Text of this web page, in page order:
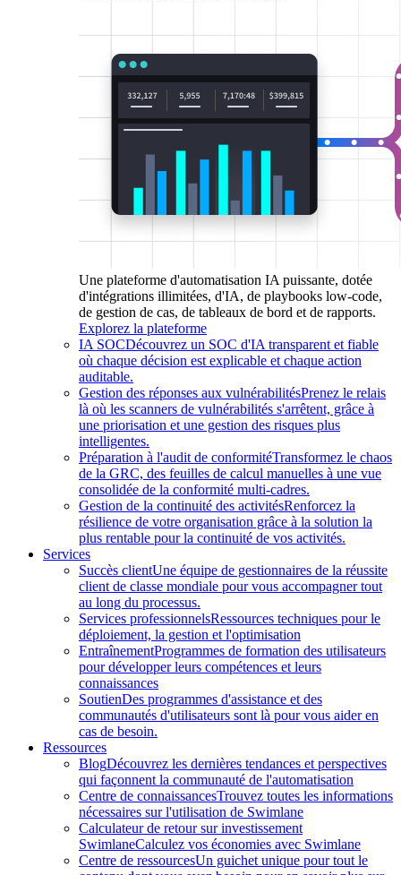
Une plateforme d'automatisation IA puissante, dotée
d'intégrations illimitées, d'IA, de playbooks low-code,
de gestion de cas, de tableaux de bord et de rapports.
Explorez la plateforme
IA SOCDécouvrez un SOC d'IA transparent et fiable
où chaque décision est explicable et chaque action
auditable.
Gestion des réponses aux vulnérabilitésPrenez le relais
là où les scanners de vulnérabilités s'arrêtent, grâce à
une priorisation et une gestion des risques plus
intelligentes.
Préparation à l'audit de conformitéTransformez le chaos
de la GRC, des feuilles de calcul manuelles à une vue
consolidée de la conformité multi-cadres.
Gestion de la continuité des activitésRenforcez la
résilience de votre organisation grâce à la solution la
plus rentable pour la continuité de vos activités.
Services
Succès clientUne équipe de gestionnaires de la réussite
client de classe mondiale pour vous accompagner tout
au long du processus.
Services professionnelsRessources techniques pour le
déploiement, la gestion et l'optimisation
EntraînementProgrammes de formation des utilisateurs
pour développer leurs compétences et leurs
connaissances
SoutienDes programmes d'assistance et des
communautés d'utilisateurs sont là pour vous aider en
cas de besoin.
Ressources
BlogDécouvrez les dernières tendances et perspectives
qui façonnent la communauté de l'automatisation
Centre de connaissancesTrouvez toutes les informations
nécessaires sur l'utilisation de Swimlane
Calculateur de retour sur investissement
SwimlaneCalculez vos économies avec Swimlane
Centre de ressourcesUn guichet unique pour tout le